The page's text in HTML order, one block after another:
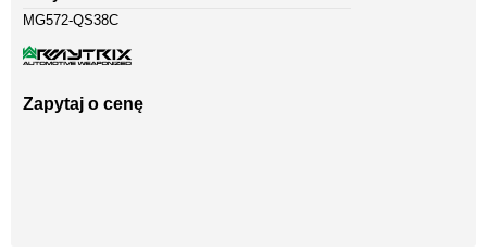
MG572-QS38C
Zapytaj o cenę